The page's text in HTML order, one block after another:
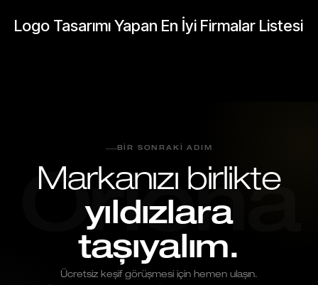
Logo Tasarımı Yapan En İyi Firmalar Listesi
Oriona
BIR SONRAKI ADIM
Markanızı birlikte
yıldızlara
taşıyalım.
Ücretsiz keşif görüşmesi için hemen ulaşın.